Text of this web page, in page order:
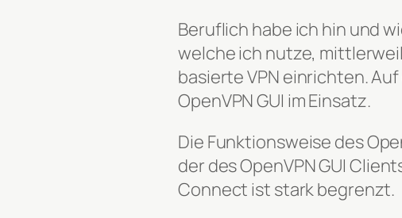
Beruflich habe ich hin und
welche ich nutze,
basierte VPN einrichten.
OpenVPN GUI im Einsatz.
Die Funktionsweise des
der des OpenVPN GUI
Connect ist stark begrenzt.